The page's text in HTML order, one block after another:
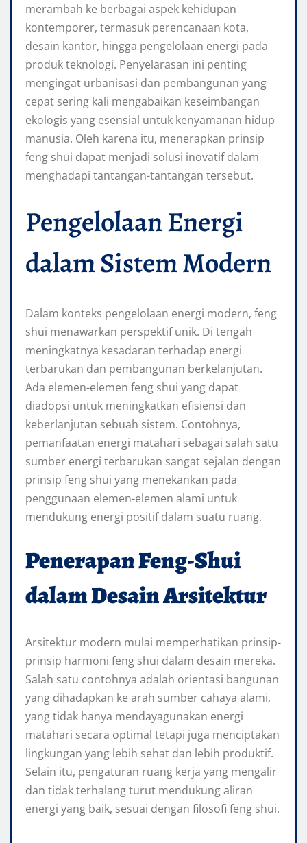
merambah ke berbagai aspek kehidupan
kontemporer, termasuk perencanaan kota,
desain kantor, hingga pengelolaan energi pada
produk teknologi. Penyelarasan ini penting
mengingat urbanisasi dan pembangunan yang
cepat sering kali mengabaikan keseimbangan
ekologis yang esensial untuk kenyamanan hidup
manusia. Oleh karena itu, menerapkan prinsip
feng shui dapat menjadi solusi inovatif dalam
menghadapi tantangan-tantangan tersebut.
Pengelolaan Energi
dalam Sistem Modern
Dalam konteks pengelolaan energi modern, feng
shui menawarkan perspektif unik. Di tengah
meningkatnya kesadaran terhadap energi
terbarukan dan pembangunan berkelanjutan.
Ada elemen-elemen feng shui yang dapat
diadopsi untuk meningkatkan efisiensi dan
keberlanjutan sebuah sistem. Contohnya,
pemanfaatan energi matahari sebagai salah satu
sumber energi terbarukan sangat sejalan dengan
prinsip feng shui yang menekankan pada
penggunaan elemen-elemen alami untuk
mendukung energi positif dalam suatu ruang.
Penerapan Feng-Shui
dalam Desain Arsitektur
Arsitektur modern mulai memperhatikan prinsip-
prinsip harmoni feng shui dalam desain mereka.
Salah satu contohnya adalah orientasi bangunan
yang dihadapkan ke arah sumber cahaya alami,
yang tidak hanya mendayagunakan energi
matahari secara optimal tetapi juga menciptakan
lingkungan yang lebih sehat dan lebih produktif.
Selain itu, pengaturan ruang kerja yang mengalir
dan tidak terhalang turut mendukung aliran
energi yang baik, sesuai dengan filosofi feng shui.